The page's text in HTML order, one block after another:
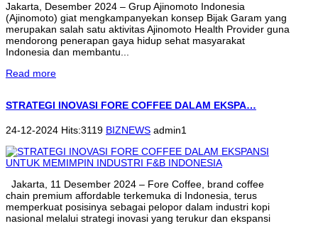
Jakarta, Desember 2024 – Grup Ajinomoto Indonesia
(Ajinomoto) giat mengkampanyekan konsep Bijak Garam yang
merupakan salah satu aktivitas Ajinomoto Health Provider guna
mendorong penerapan gaya hidup sehat masyarakat
Indonesia dan membantu...
Read more
STRATEGI INOVASI FORE COFFEE DALAM EKSPA…
24-12-2024 Hits:3119 BIZNEWS admin1
Jakarta, 11 Desember 2024 – Fore Coffee, brand coffee
chain premium affordable terkemuka di Indonesia, terus
memperkuat posisinya sebagai pelopor dalam industri kopi
nasional melalui strategi inovasi yang terukur dan ekspansi